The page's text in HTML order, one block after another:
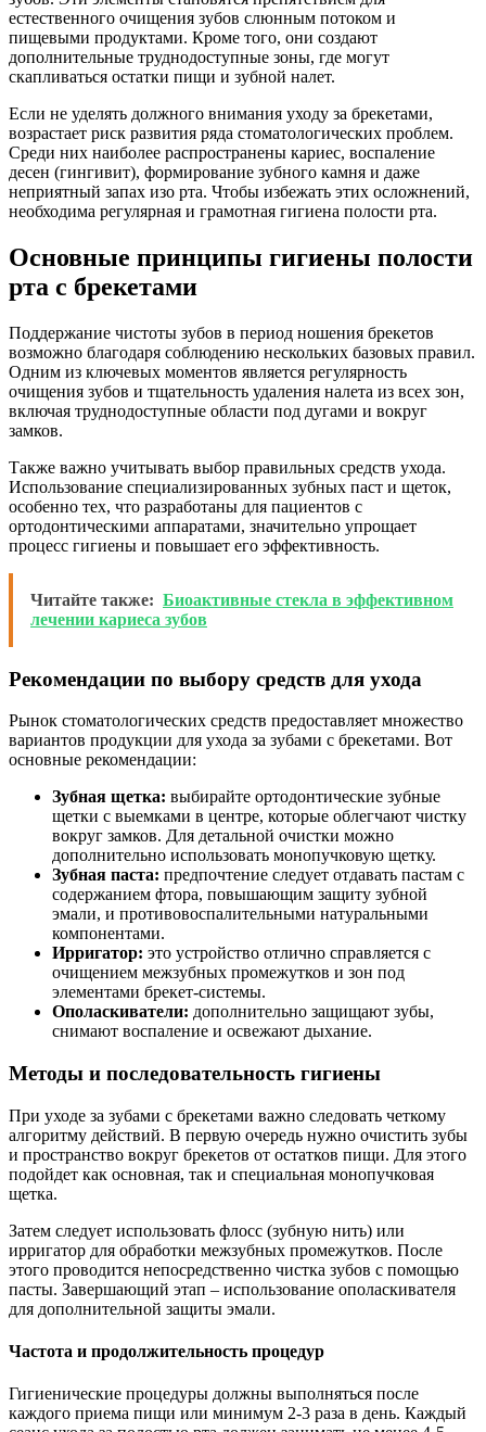
естественного очищения зубов слюнным потоком и
пищевыми продуктами. Кроме того, они создают
дополнительные труднодоступные зоны, где могут
скапливаться остатки пищи и зубной налет.
Если не уделять должного внимания уходу за брекетами,
возрастает риск развития ряда стоматологических проблем.
Среди них наиболее распространены кариес, воспаление
десен (гингивит), формирование зубного камня и даже
неприятный запах изо рта. Чтобы избежать этих осложнений,
необходима регулярная и грамотная гигиена полости рта.
Основные принципы гигиены полости
рта с брекетами
Поддержание чистоты зубов в период ношения брекетов
возможно благодаря соблюдению нескольких базовых правил.
Одним из ключевых моментов является регулярность
очищения зубов и тщательность удаления налета из всех зон,
включая труднодоступные области под дугами и вокруг
замков.
Также важно учитывать выбор правильных средств ухода.
Использование специализированных зубных паст и щеток,
особенно тех, что разработаны для пациентов с
ортодонтическими аппаратами, значительно упрощает
процесс гигиены и повышает его эффективность.
Читайте также: Биоактивные стекла в эффективном
лечении кариеса зубов
Рекомендации по выбору средств для ухода
Рынок стоматологических средств предоставляет множество
вариантов продукции для ухода за зубами с брекетами. Вот
основные рекомендации:
Зубная щетка: выбирайте ортодонтические зубные
щетки с выемками в центре, которые облегчают чистку
вокруг замков. Для детальной очистки можно
дополнительно использовать монопучковую щетку.
Зубная паста: предпочтение следует отдавать пастам с
содержанием фтора, повышающим защиту зубной
эмали, и противовоспалительными натуральными
компонентами.
Ирригатор: это устройство отлично справляется с
очищением межзубных промежутков и зон под
элементами брекет-системы.
Ополаскиватели: дополнительно защищают зубы,
снимают воспаление и освежают дыхание.
Методы и последовательность гигиены
При уходе за зубами с брекетами важно следовать четкому
алгоритму действий. В первую очередь нужно очистить зубы
и пространство вокруг брекетов от остатков пищи. Для этого
подойдет как основная, так и специальная монопучковая
щетка.
Затем следует использовать флосс (зубную нить) или
ирригатор для обработки межзубных промежутков. После
этого проводится непосредственно чистка зубов с помощью
пасты. Завершающий этап – использование ополаскивателя
для дополнительной защиты эмали.
Частота и продолжительность процедур
Гигиенические процедуры должны выполняться после
каждого приема пищи или минимум 2-3 раза в день. Каждый